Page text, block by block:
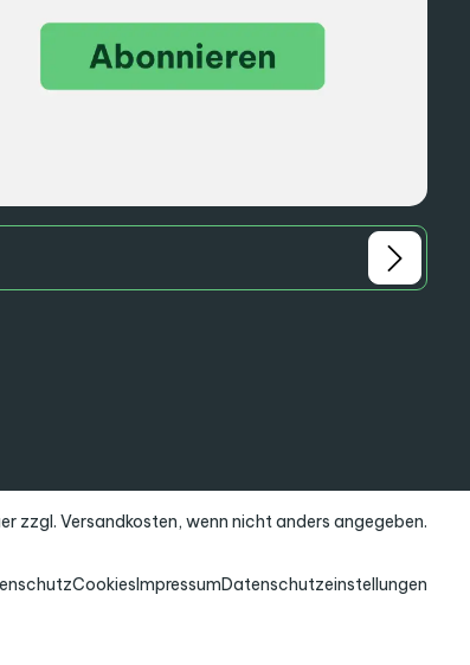
zzgl. Versandkosten, wenn nicht anders angegeben.
CookiesImpressumDatenschutzeinstellungen